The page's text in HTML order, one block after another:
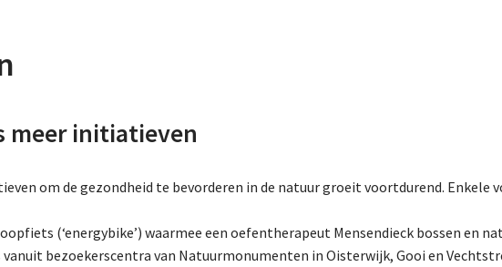
meer initiatieven
om de gezondheid te bevorderen in de natuur groeit voortdurend. Enkele
(‘energybike’) waarmee een oefentherapeut Mensendieck bossen en
bezoekerscentra van Natuurmonumenten in Oisterwijk, Gooi en